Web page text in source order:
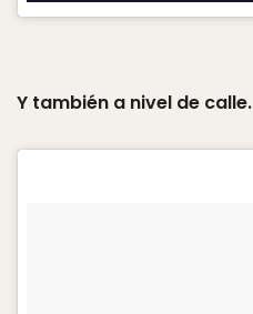
Y también a nivel de calle.